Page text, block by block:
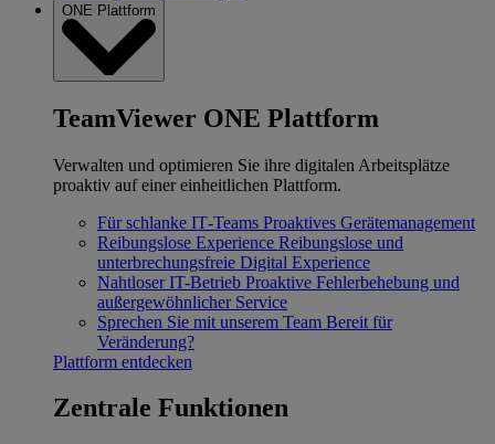
ONE Plattform
TeamViewer ONE Plattform
Verwalten und optimieren Sie ihre digitalen Arbeitsplätze
proaktiv auf einer einheitlichen Plattform.
Für schlanke IT‐Teams Proaktives Gerätemanagement
Reibungslose Experience Reibungslose und
unterbrechungsfreie Digital Experience
Nahtloser IT-Betrieb Proaktive Fehlerbehebung und
außergewöhnlicher Service
Sprechen Sie mit unserem Team Bereit für
Veränderung?
Plattform entdecken
Zentrale Funktionen